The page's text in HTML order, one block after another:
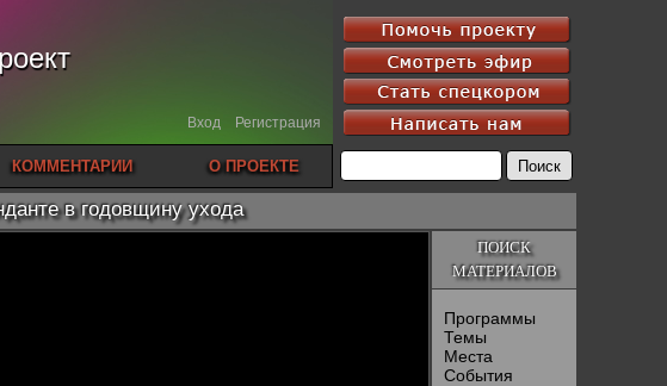
Вход Регистрация
КОММЕНТАРИИ О ПРОЕКТЕ
в годовщину ухода
ПОИСК
МАТЕРИАЛОВ
Программы
Темы
Места
События